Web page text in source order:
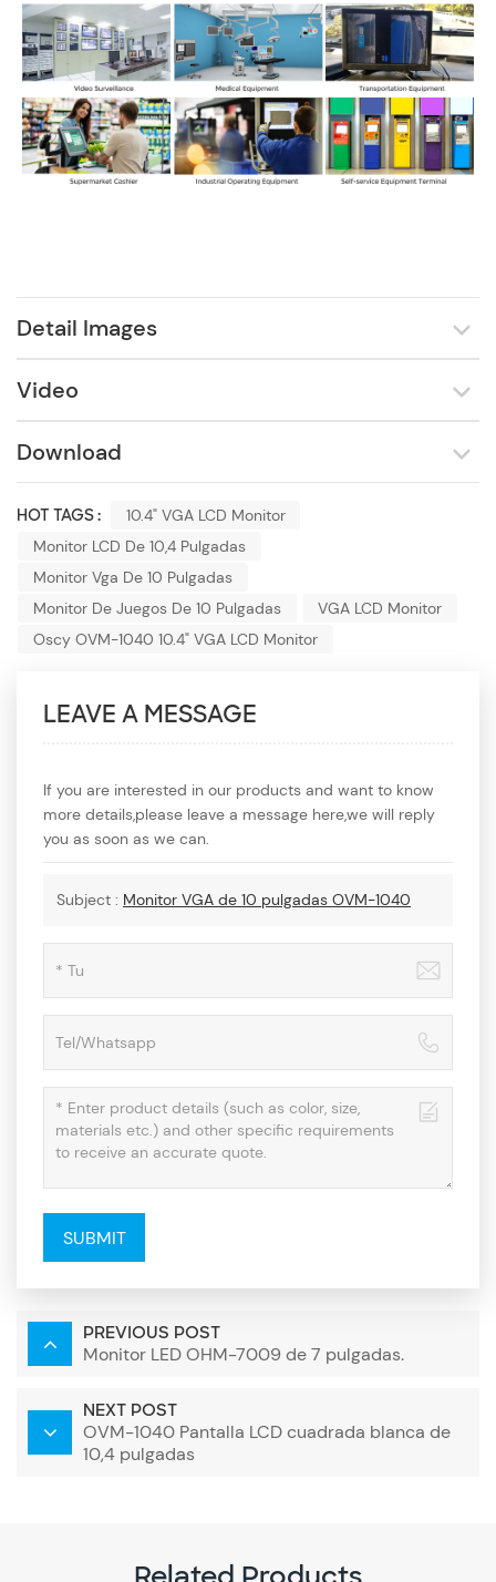
Detail Images
Video
Download
HOT TAGS :
10.4" VGA LCD Monitor
Monitor LCD De 10,4 Pulgadas
Monitor Vga De 10 Pulgadas
Monitor De Juegos De 10 Pulgadas
VGA LCD Monitor
Oscy OVM-1040 10.4" VGA LCD Monitor
LEAVE A MESSAGE
If you are interested in our products and want to know
more details,please leave a message here,we will reply
you as soon as we can.
Subject : Monitor VGA de 10 pulgadas OVM-1040
SUBMIT
PREVIOUS POST
Monitor LED OHM-7009 de 7 pulgadas.
NEXT POST
OVM-1040 Pantalla LCD cuadrada blanca de
10,4 pulgadas